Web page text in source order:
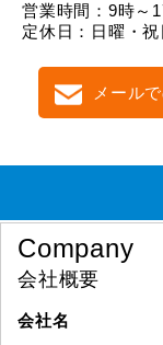
営業時間：9時～
定休日：日曜・祝
メール
Company
会社概要
会社名